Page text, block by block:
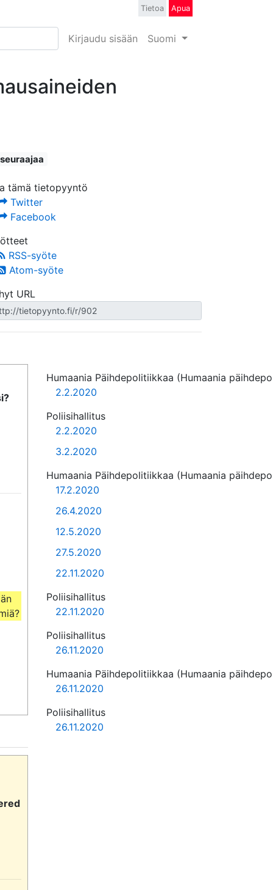
Kirjaudu sisään Suomi
Tietoa Apua
tämä tietopyyntö
Twitter
Facebook
RSS-syöte
Atom-syöte
URL
Humaania Päihdepolitiikkaa (Humaania
2.2.2020
Poliisihallitus
2.2.2020
3.2.2020
Humaania Päihdepolitiikkaa (Humaania
17.2.2020
26.4.2020
12.5.2020
27.5.2020
22.11.2020
Poliisihallitus
22.11.2020
Poliisihallitus
26.11.2020
Humaania Päihdepolitiikkaa (Humaania
26.11.2020
Poliisihallitus
26.11.2020